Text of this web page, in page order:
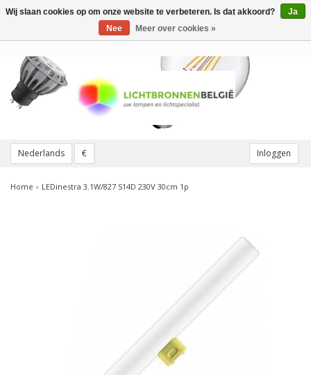
Nederlands € Inloggen
Toggle
Home » LEDinestra 3.1W/827 S14D 230V 30cm 1p
Wij slaan cookies op om onze website te verbeteren. Is dat akkoord?
Ja
Nee
Meer over cookies »